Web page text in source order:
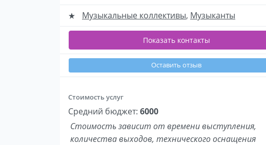
Музыкальные коллективы, Музыканты
Показать контакты
Оставить отзыв
Стоимость услуг
Средний бюджет: 6000
Стоимость зависит от времени выступления,
количества выходов, технического оснащения